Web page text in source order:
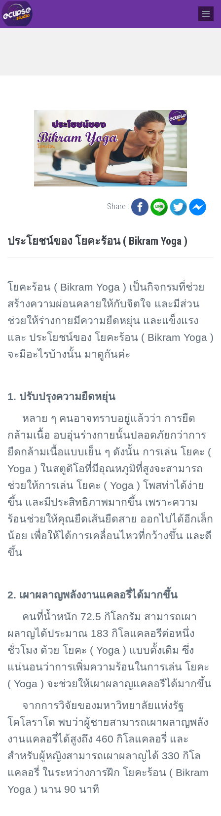
Share :
ประโยชน์ของ โยคะร้อน ( Bikram Yoga )
โยคะร้อน ( Bikram Yoga ) เป็นกิจกรมที่ช่วย
สร้างความผ่อนคลายให้กับจิตใจ และมีส่วน
ช่วยให้ร่างกายมีความยืดหยุ่น และแข็งแรง
และ ประโยชน์ของ โยคะร้อน ( Bikram Yoga )
จะมีอะไรบ้างนั้น มาดูกันค่ะ
1. ปรับปรุงความยืดหยุ่น
หลาย ๆ คนอาจทราบอยู่แล้วว่า การยืด
กล้ามเนื้อ อบอุ่นร่างกายนั้นปลอดภัยกว่าการ
ยืดกล้ามเนื้อแบบเย็น ๆ ดังนั้น การเล่น โยคะ (
Yoga ) ในสตูดิโอที่มีอุณหภูมิที่สูงจะสามารถ
ช่วยให้การเล่น โยคะ ( Yoga ) โพสท่าได้ง่าย
ขึ้น และมีประสิทธิภาพมากขึ้น เพราะความ
ร้อนช่วยให้คุณยืดเส้นยืดสาย ออกไปได้อีกเล็ก
น้อย เพื่อให้ได้การเคลื่อนไหวที่กว้างขึ้น และดี
ขึ้น
2. เผาผลาญพลังงานแคลอรี่ได้มากขึ้น
คนที่น้ำหนัก 72.5 กิโลกรัม สามารถเผา
ผลาญได้ประมาณ 183 กิโลแคลอรีต่อหนึ่ง
ชั่วโมง ด้วย โยคะ ( Yoga ) แบบดั้งเดิม ซึ่ง
แน่นอนว่าการเพิ่มความร้อนในการเล่น โยคะ
( Yoga ) จะช่วยให้เผาผลาญแคลอรีได้มากขึ้น
จากการวิจัยของมหาวิทยาลัยแห่งรัฐ
โคโลราโด พบว่าผู้ชายสามารถเผาผลาญพลัง
งานแคลอรี่ได้สูงถึง 460 กิโลแคลอรี่ และ
สำหรับผู้หญิงสามารถเผาผลาญได้ 330 กิโล
แคลอรี่ ในระหว่างการฝึก โยคะร้อน ( Bikram
Yoga ) นาน 90 นาที